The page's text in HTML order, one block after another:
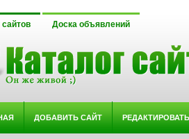
сайтов Доска объявлений
ДОБАВИТЬ САЙТ РЕДАКТИРОВАТЬ